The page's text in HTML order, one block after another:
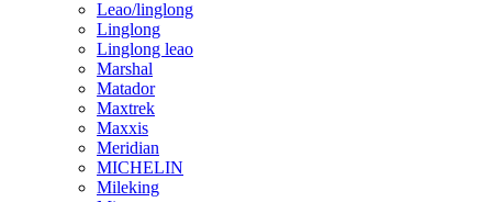
Leao/linglong
Linglong
Linglong leao
Marshal
Matador
Maxtrek
Maxxis
Meridian
MICHELIN
Mileking